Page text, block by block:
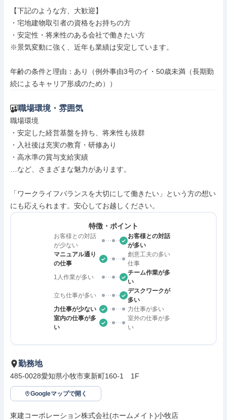
【下記のような方、大歓迎】
・宅地建物取引者の資格をお持ちの方
・安定性・将来性のある会社で働きたい方
※景気変動に強く、近年も業績は安定しています。
年齢の条件と理由：あり（例外事由3号のイ・50歳未満（長期勤
続によるキャリア形成のため））
職場環境・雰囲気
職場環境
・安定した経営基盤を持ち、将来性も抜群
・入社後は充実の教育・研修あり
・高水準の賞与支給実績
…など、さまざまな魅力があります。
「ワークライフバランスを大切にして働きたい」という方の想い
にも応えられます。安心してお越しください。
特徴・ポイント
お客様との対話
が少ない
お客様との対話
が多い
マニュアル通り
の仕事
創意工夫の多い
仕事
1人作業が多い
チーム作業が多
い
立ち仕事が多い
デスクワークが
多い
力仕事が少ない
力仕事が多い
室内の仕事が多
い
室外の仕事が多
い
勤務地
485-0028愛知県小牧市東新町160-1　1F
Googleマップで開く
東建コーポレーション株式会社(ホームメイト)小牧店